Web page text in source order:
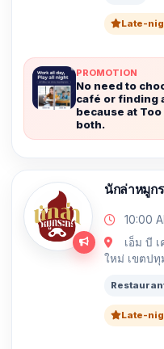
Late-
PROMOTION
No need to
café or finding
because at
both.
นักล่าหมูก
10:00
เอ็ม บี
ใหม่ เขตปทุ
Late-